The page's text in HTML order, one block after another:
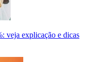
veja explicação e dicas